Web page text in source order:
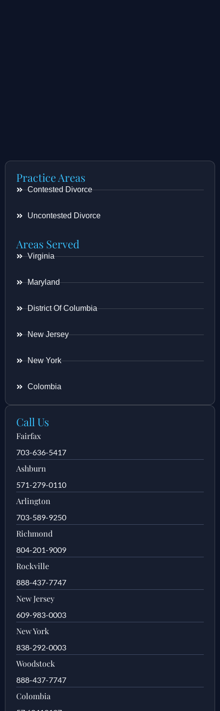
Practice Areas
Contested Divorce
Uncontested Divorce
Areas Served
Virginia
Maryland
District Of Columbia
New Jersey
New York
Colombia
Call Us
Fairfax
703-636-5417
Ashburn
571-279-0110
Arlington
703-589-9250
Richmond
804-201-9009
Rockville
888-437-7747
New Jersey
609-983-0003
New York
838-292-0003
Woodstock
888-437-7747
Colombia